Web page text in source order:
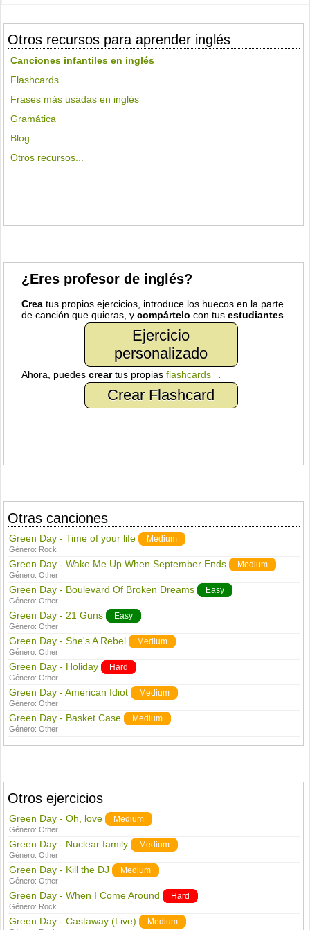
Otros recursos para aprender inglés
Canciones infantiles en inglés
Flashcards
Frases más usadas en inglés
Gramática
Blog
Otros recursos...
¿Eres profesor de inglés?
Crea tus propios ejercicios, introduce los huecos en la parte
de canción que quieras, ycompártelo con tusestudiantes
Ejercicio
personalizado
Ahora, puedescreartus propiasflashcards
Crear Flashcard
Otras canciones
Green Day - Time of your life Medium
Género: Rock
Green Day - Wake Me Up When September Ends Medium
Género:Other
Green Day - Boulevard Of Broken Dreams Easy
Género:Other
Green Day - 21 Guns Easy
Género:Other
Green Day - She's A Rebel Medium
Género:Other
Green Day - Holiday Hard
Género:Other
Green Day - American Idiot Medium
Género:Other
Green Day - Basket Case Medium
Género:Other
Otros ejercicios
Green Day - Oh, love Medium
Género:Other
Green Day - Nuclear family Medium
Género:Other
Green Day - Kill the DJ Medium
Género:Other
Green Day - When I Come Around Hard
Género: Rock
Green Day - Castaway (Live) Medium